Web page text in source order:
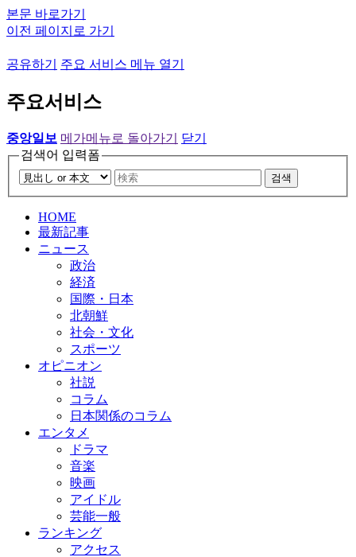
본문 바로가기
이전 페이지로 가기
공유하기 주요 서비스 메뉴 열기
주요서비스
중앙일보 메가메뉴로 돌아가기
닫기
검색어 입력폼
검색
HOME
最新記事
ニュース
政治
経済
国際・日本
北朝鮮
社会・文化
スポーツ
オピニオン
社説
コラム
日本関係のコラム
エンタメ
ドラマ
音楽
映画
アイドル
芸能一般
ランキング
アクセス